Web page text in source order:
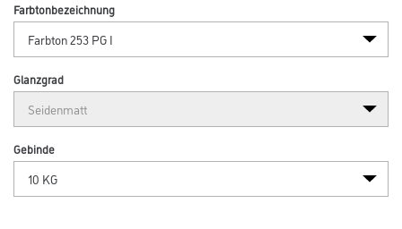
Farbtonbezeichnung
Glanzgrad
Gebinde